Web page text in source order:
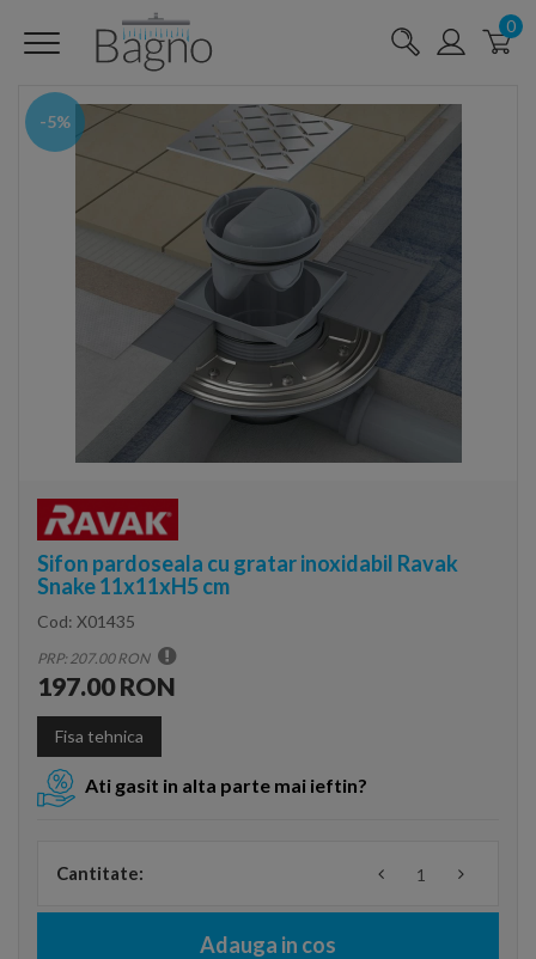
0
-5%
Sifon pardoseala cu gratar inoxidabil Ravak
Snake 11x11xH5 cm
Cod: X01435
PRP: 207.00 RON
197.00 RON
Fisa tehnica
Ati gasit in alta parte mai ieftin?
Cantitate:
Adauga in cos